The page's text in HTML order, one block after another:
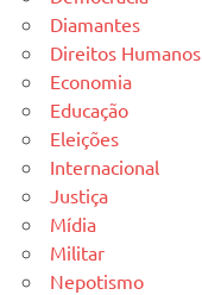
Diamantes
Direitos Humanos
Economia
Educação
Eleições
Internacional
Justiça
Mídia
Militar
Nepotismo